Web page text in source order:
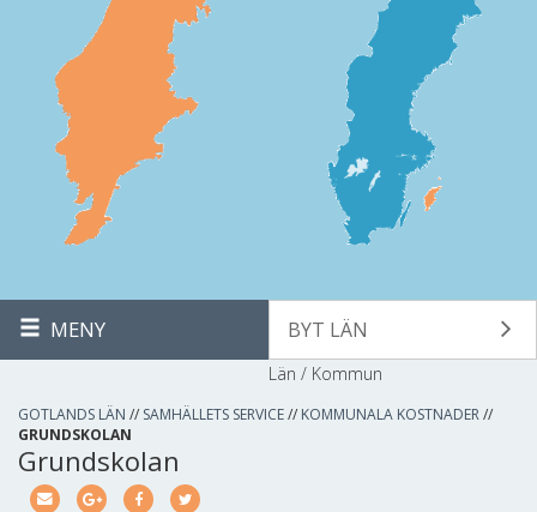
MENY BYT LÄN
Län / Kommun
GOTLANDS LÄN // SAMHÄLLETS SERVICE// KOMMUNALA KOSTNADER//
GRUNDSKOLAN
Grundskolan